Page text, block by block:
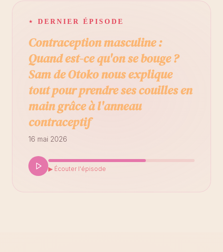
⋆ DERNIER ÉPISODE
Contraception masculine :
Quand est-ce qu'on se bouge ?
Sam de Otoko nous explique
tout pour prendre ses couilles en
main grâce à l'anneau
contraceptif
16 mai 2026
▶ Écouter l'épisode